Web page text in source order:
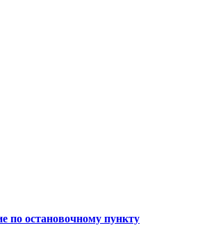
по остановочному пункту